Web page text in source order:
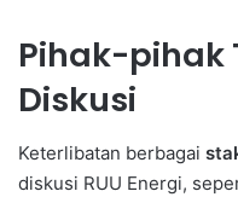
Pihak-pihak
Diskusi
Keterlibatan berbagai
diskusi RUU Energi,